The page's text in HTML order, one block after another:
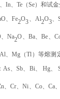
In、Te（Se）和试金
、Fe
2
O
3
、Al
2
O
3
Na
2
O、Ba、Be、
、Mg（Tl ） 等熔测
、Sb、Bi、 Hg、
、Cr、Ni、Co、